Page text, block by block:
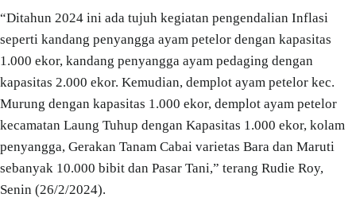
“Ditahun 2024 ini ada tujuh kegiatan pengendalian Inflasi
seperti kandang penyangga ayam petelor dengan kapasitas
1.000 ekor, kandang penyangga ayam pedaging dengan
kapasitas 2.000 ekor. Kemudian, demplot ayam petelor kec.
Murung dengan kapasitas 1.000 ekor, demplot ayam petelor
kecamatan Laung Tuhup dengan Kapasitas 1.000 ekor, kolam
penyangga, Gerakan Tanam Cabai varietas Bara dan Maruti
sebanyak 10.000 bibit dan Pasar Tani,” terang Rudie Roy,
Senin (26/2/2024).